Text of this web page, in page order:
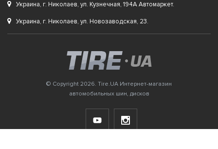
Украина, г. Николаев, ул. Кузнечная, 194А Автомаркет.
Украина, г. Николаев, ул. Новозаводская, 23.
© Copyright 2026. Tire.UA Интернет-магазин
автомобильных шин, дисков